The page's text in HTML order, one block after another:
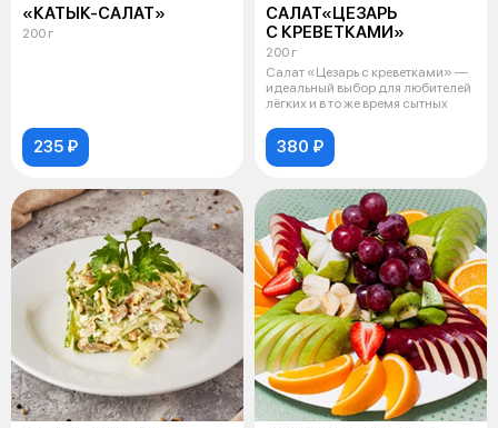
«КАТЫК-САЛАТ»
200 г
235 ₽
САЛАТ«ЦЕЗАРЬ
С КРЕВЕТКАМИ»
200 г
Салат «Цезарь с креветками» —
идеальный выбор для любителей
лёгких и в то же время сытных
380 ₽